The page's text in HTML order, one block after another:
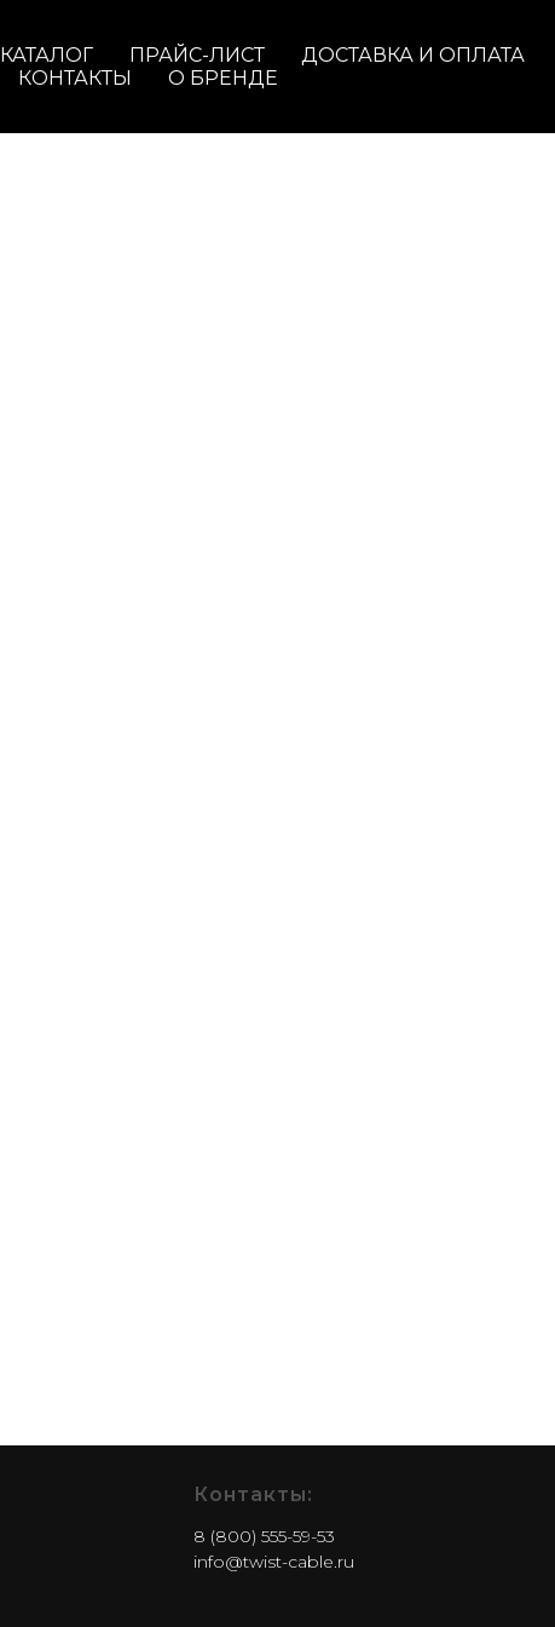
КАТАЛОГ ПРАЙС-ЛИСТ ДОСТАВКА И ОПЛАТА
КОНТАКТЫ
О БРЕНДЕ
Контакты:
8 (800) 555-59-53
info@twist-cable.ru